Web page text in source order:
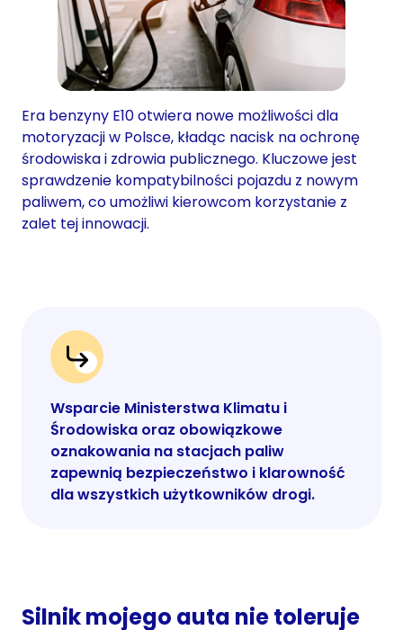
Era benzyny E10 otwiera nowe możliwości dla
motoryzacji w Polsce, kładąc nacisk na ochronę
środowiska i zdrowia publicznego. Kluczowe jest
sprawdzenie kompatybilności pojazdu z nowym
paliwem, co umożliwi kierowcom korzystanie z
zalet tej innowacji.
Wsparcie Ministerstwa Klimatu i
Środowiska oraz obowiązkowe
oznakowania na stacjach paliw
zapewnią bezpieczeństwo i klarowność
dla wszystkich użytkowników drogi.
Silnik mojego auta nie toleruje